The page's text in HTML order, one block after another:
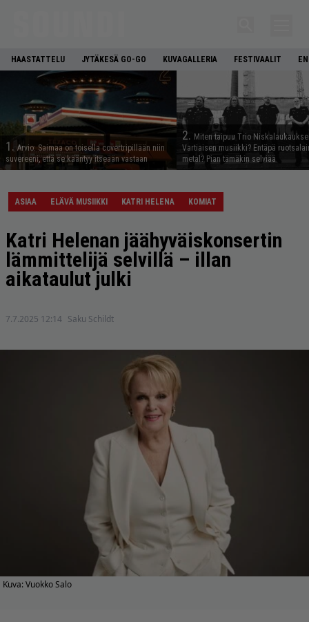
HAASTATTELU JYTÄKESÄ GO-GO KUVAGALLERIA FESTIVAALIT
1. Arvio: Saimaa on toisella covertripillään niin
suvereeni, että se kääntyy itseään vastaan
2. Miten taipuu Trio
Vartiaisen musiikki? Entäpä
metal? Pian tämäkin selviää
ASIAA ELÄVÄ MUSIIKKI KATRI HELENA KOMIAT
Katri Helenan jäähyväiskonsertin
lämmittelijä selvillä – illan
aikataulut julki
7.7.2025 12:14 Saku Schildt
Kuva: Vuokko Salo